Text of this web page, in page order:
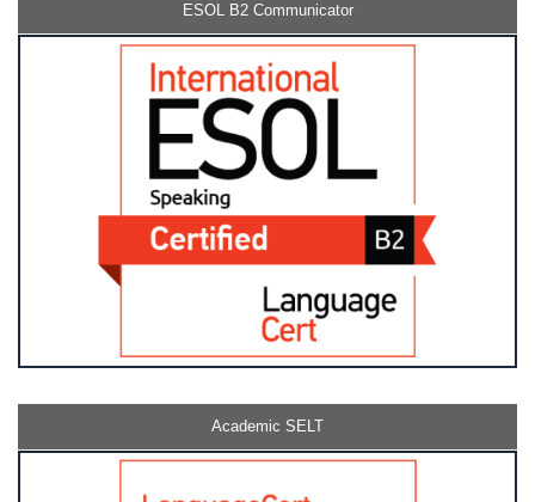
Studium Języków Obcych
ESOL B2 Communicator
Academic SELT